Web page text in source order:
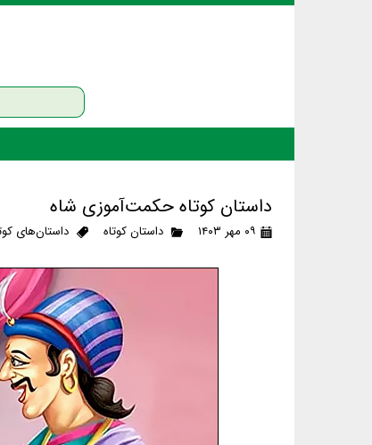
داستان کوتاه حکمت‌آموزی شاه
۰۹ مهر ۱۴۰۳ داستان کوتاه داستان‌های